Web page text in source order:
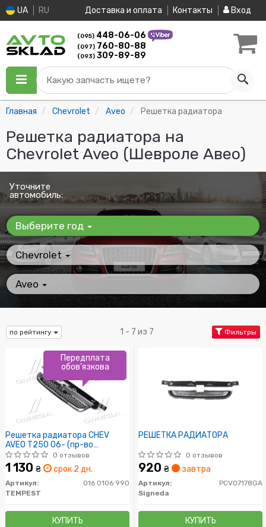
UA RU Доставка и оплата Контакты Вход
(095) 448-06-06
(097) 760-80-88
(093) 309-89-89
Какую запчасть ищете?
Главная Chevrolet Aveo Решетка радиатора
Решетка радиатора на
Chevrolet Aveo (Шевроле Авео)
Уточните
автомобиль:
Выберите год
Chevrolet
Aveo
по рейтингу 1 - 7 из 7 Фильтры
Решетка радиатора CHEV
AVEO T250 06- (пр-во
TEMPEST)
0 отзывов
1 130 ₴ срок 2 дн.
Артикул:
016 0106 990
TEMPEST
КУПИТЬ
Передплата
обов'язкова
РЕШЕТКА РАДИАТОРА
0 отзывов
920 ₴ завтра
Артикул:
PCV07178GA
Signeda
КУПИТЬ